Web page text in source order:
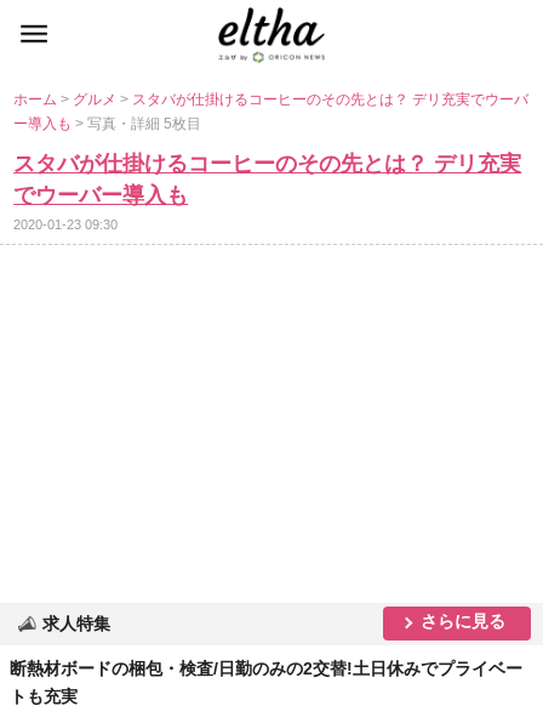
ホーム> グルメ> スタバが仕掛けるコーヒーのその先とは？ デリ充実でウーバ
ー導入も> 写真・詳細 5枚目
スタバが仕掛けるコーヒーのその先とは？ デリ充実
でウーバー導入も
2020-01-23 09:30
求人特集 さらに見る
断熱材ボードの梱包・検査/日勤のみの2交替!土日休みでプライベー
トも充実